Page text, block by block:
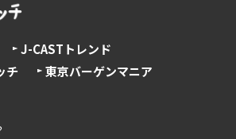
J-CASTトレンド
チ
東京バーゲンマニア